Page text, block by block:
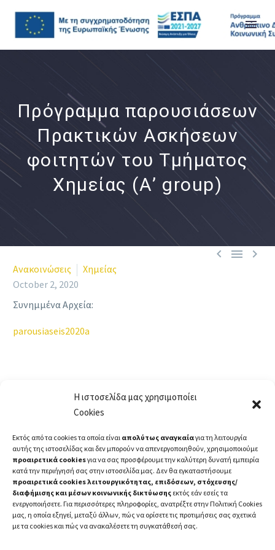
Η ιστοσελίδα μας χρησιμοποίει
Cookies
Εκτός από τα cookies τα οποία είναι απολύτως αναγκαίαγια τη λειτουργία
αυτής της ιστοσελίδας και δεν μπορούν να απενεργοποιηθούν, χρησιμοποιούμε
προαιρετικά cookiesγια να σας προσφέρουμε την καλύτερη δυνατή εμπειρία
κατά την περιήγησή σας στην ιστοσελίδα μας. Δεν θα εγκαταστήσουμε
προαιρετικά cookies λειτουργικότητας, επιδόσεων, στόχευσης/
διαφήμισης και μέσων κοινωνικής δικτύωσης εκτός εάν εσείς τα
ενεργοποιήσετε. Για περισσότερες πληροφορίες, ανατρέξτε στην Πολιτική Cookies
μας, η οποία εξηγεί, μεταξύ άλλων, πώς να ορίσετε τις προτιμήσεις σας σχετικά
με τα cookies και πώς να ανακαλέσετε τη συγκατάθεσή σας.
Πρόγραμμα παρουσιάσεων
Πρακτικών Ασκήσεων
φοιτητών του Τμήματος
Χημείας (Α’ group)
  
Ανακοινώσεις
Χημείας
October 2, 2020
Συνημμένα Αρχεία:
parousiaseis2020a